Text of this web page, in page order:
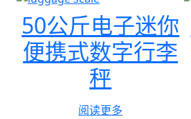
50公斤电子迷你
便携式数字行李
秤
阅读更多